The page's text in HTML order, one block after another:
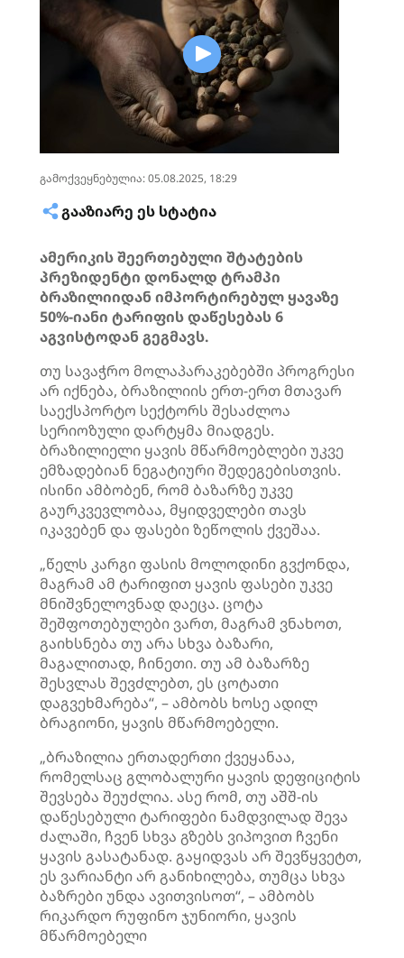
გამოქვეყნებულია: 05.08.2025, 18:29
ᲒᲐᲐᲖᲘᲐᲠᲔ ᲔᲡ ᲡᲢᲐᲢᲘᲐ
ამერიკის შეერთებული შტატების
პრეზიდენტი დონალდ ტრამპი
ბრაზილიიდან იმპორტირებულ ყავაზე
50%-იანი ტარიფის დაწესებას 6
აგვისტოდან გეგმავს.
თუ სავაჭრო მოლაპარაკებებში პროგრესი
არ იქნება, ბრაზილიის ერთ-ერთ მთავარ
საექსპორტო სექტორს შესაძლოა
სერიოზული დარტყმა მიადგეს.
ბრაზილიელი ყავის მწარმოებლები უკვე
ემზადებიან ნეგატიური შედეგებისთვის.
ისინი ამბობენ, რომ ბაზარზე უკვე
გაურკვევლობაა, მყიდველები თავს
იკავებენ და ფასები ზეწოლის ქვეშაა.
„წელს კარგი ფასის მოლოდინი გვქონდა,
მაგრამ ამ ტარიფით ყავის ფასები უკვე
მნიშვნელოვნად დაეცა. ცოტა
შეშფოთებულები ვართ, მაგრამ ვნახოთ,
გაიხსნება თუ არა სხვა ბაზარი,
მაგალითად, ჩინეთი. თუ ამ ბაზარზე
შესვლას შევძლებთ, ეს ცოტათი
დაგვეხმარება“, – ამბობს ხოსე ადილ
ბრაგიონი, ყავის მწარმოებელი.
„ბრაზილია ერთადერთი ქვეყანაა,
რომელსაც გლობალური ყავის დეფიციტის
შევსება შეუძლია. ასე რომ, თუ აშშ-ის
დაწესებული ტარიფები ნამდვილად შევა
ძალაში, ჩვენ სხვა გზებს ვიპოვით ჩვენი
ყავის გასატანად. გაყიდვას არ შევწყვეტთ,
ეს ვარიანტი არ განიხილება, თუმცა სხვა
ბაზრები უნდა ავითვისოთ“, – ამბობს
რიკარდო რუფინო ჯუნიორი, ყავის
მწარმოებელი